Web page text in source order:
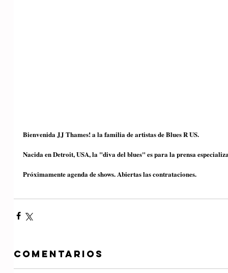
Bienvenida JJ Thames! a la familia de artistas de Blues R US.
Nacida en Detroit, USA, la "diva del blues" es para la prensa
Próximamente agenda de shows. Abiertas las contrataciones.
Comentarios